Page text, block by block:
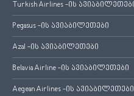
Turkish Airlines -ის
Pegasus -ის ავიაბილეთები
Azal -ის ავიაბილეთები
Belavia Airline -ის ავიაბილეთები
Aegean Airlines -ის ავიაბილეთები